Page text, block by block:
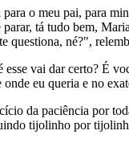
o meu pai, para
parar, tá tudo bem,
questiona, né?",
vai dar certo? É
eu queria e no
da paciência por
tijolinho por